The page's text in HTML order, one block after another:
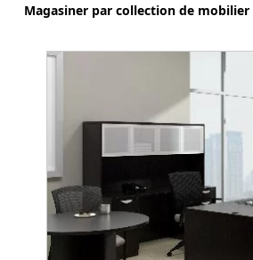
Magasiner par collection de mobilier